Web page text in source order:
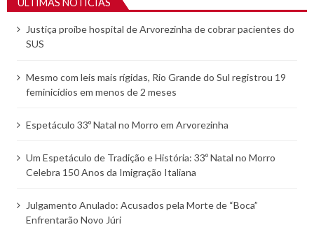
ULTIMAS NOTÍCIAS
Justiça proíbe hospital de Arvorezinha de cobrar pacientes do
SUS
Mesmo com leis mais rígidas, Rio Grande do Sul registrou 19
feminicídios em menos de 2 meses
Espetáculo 33º Natal no Morro em Arvorezinha
Um Espetáculo de Tradição e História: 33º Natal no Morro
Celebra 150 Anos da Imigração Italiana
Julgamento Anulado: Acusados pela Morte de “Boca”
Enfrentarão Novo Júri